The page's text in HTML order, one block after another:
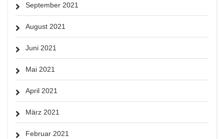
September 2021
August 2021
Juni 2021
Mai 2021
April 2021
März 2021
Februar 2021